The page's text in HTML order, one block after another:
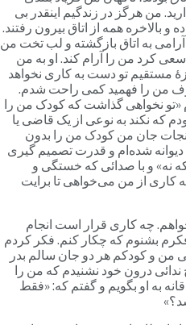
من هرگز در زندگیم اینقدر بی
و بالاخره همه از اتاق بیرون رفتند.
به اتاق بازگشته و لب تخت من
کرد من را آرام کند. او به من
مستقیم تو دست به کاری نخواهد
من را فهمید کمی راحت شدم.
نخواهی گذاشت که کودک من را
که نکند به نوعی از یک قاضی یا
نجات جان من کودک من را بدون
شده‌ام و قدرت تصمیم گیری
نه» و با صدائی که خستگی و
کاری از من می‌خواهی تا برایت
چه کاری قرار است انجام
بشنوم که چکار کنم. فکر کردم
من و کودکم هر دو جان سالم بدر
درون خود نشنیدم که من را
به او بگویم و گفتم که: «فقط